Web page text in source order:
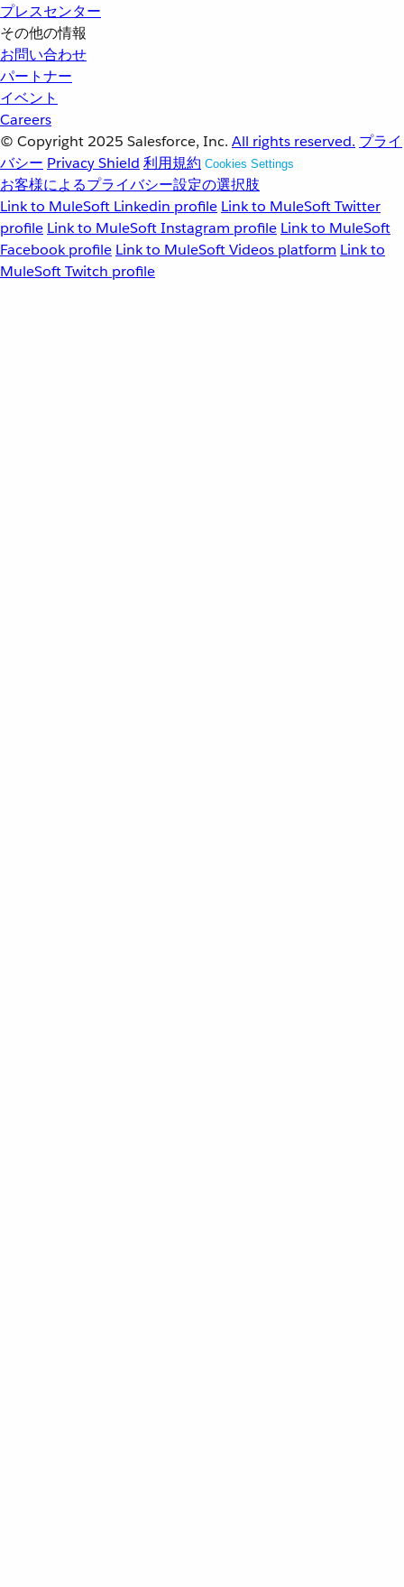
プレスセンター
その他の情報
お問い合わせ
パートナー
イベント
Careers
© Copyright 2025 Salesforce, Inc. All rights reserved. プライ
バシー Privacy Shield 利用規約 Cookies Settings
お客様によるプライバシー設定の選択肢
Link to MuleSoft Linkedin profile Link to MuleSoft Twitter
profile Link to MuleSoft Instagram profile Link to MuleSoft
Facebook profile Link to MuleSoft Videos platform Link to
MuleSoft Twitch profile